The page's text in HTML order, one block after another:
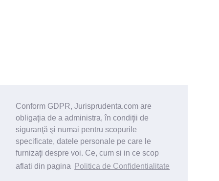
Conform GDPR, Jurisprudenta.com are
obligaţia de a administra, în condiţii de
siguranţă şi numai pentru scopurile
specificate, datele personale pe care le
furnizaţi despre voi. Ce, cum si in ce scop
aflati din pagina
Politica de Confidentialitate